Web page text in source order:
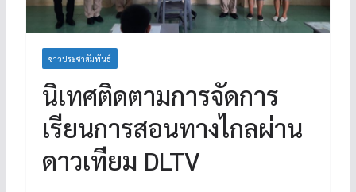
ข่าวประชาสัมพันธ์
นิเทศติดตามการจัดการ
เรียนการสอนทางไกลผ่าน
ดาวเทียม DLTV